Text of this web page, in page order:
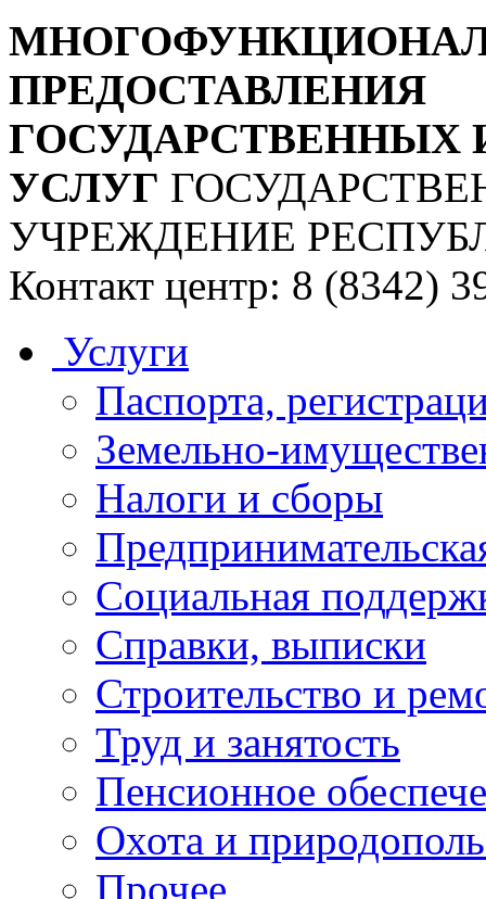
ПРЕДОСТАВЛЕНИЯ
УСЛУГ
УЧРЕЖДЕНИЕ
Контакт центр: 8 (8342)
Услуги
Паспорта,
Земельно-
Налоги и сборы
Социальная
Справки, выписки
Строительство и
Труд и занятость
Пенсионное
Охота и
Прочее